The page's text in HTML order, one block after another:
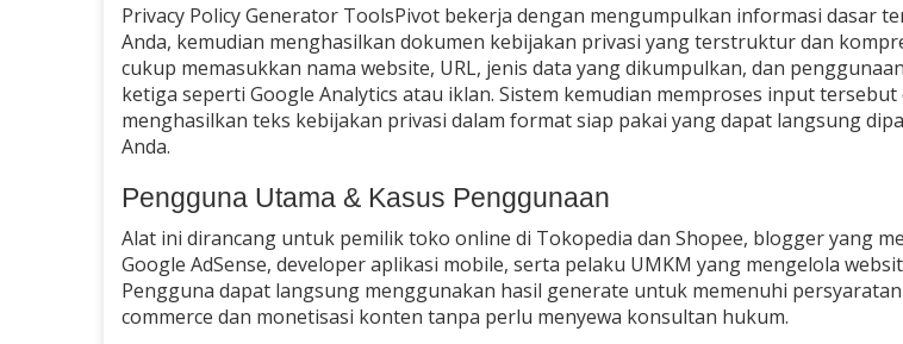
Privacy Policy Generator ToolsPivot bekerja dengan mengumpulkan informasi dasar
Anda, kemudian menghasilkan dokumen kebijakan privasi yang terstruktur dan
cukup memasukkan nama website, URL, jenis data yang dikumpulkan, dan
ketiga seperti Google Analytics atau iklan. Sistem kemudian memproses input tersebut
menghasilkan teks kebijakan privasi dalam format siap pakai yang dapat langsung
Anda.
Pengguna Utama & Kasus Penggunaan
Alat ini dirancang untuk pemilik toko online di Tokopedia dan Shopee, blogger yang
Google AdSense, developer aplikasi mobile, serta pelaku UMKM yang mengelola
Pengguna dapat langsung menggunakan hasil generate untuk memenuhi
commerce dan monetisasi konten tanpa perlu menyewa konsultan hukum.